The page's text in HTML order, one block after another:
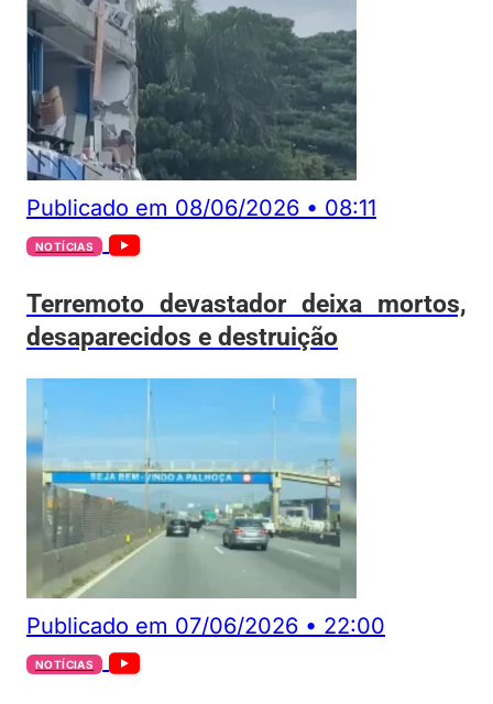
Publicado em 08/06/2026 • 08:11
NOTÍCIAS
Terremoto devastador deixa mortos,
desaparecidos e destruição
Publicado em 07/06/2026 • 22:00
NOTÍCIAS